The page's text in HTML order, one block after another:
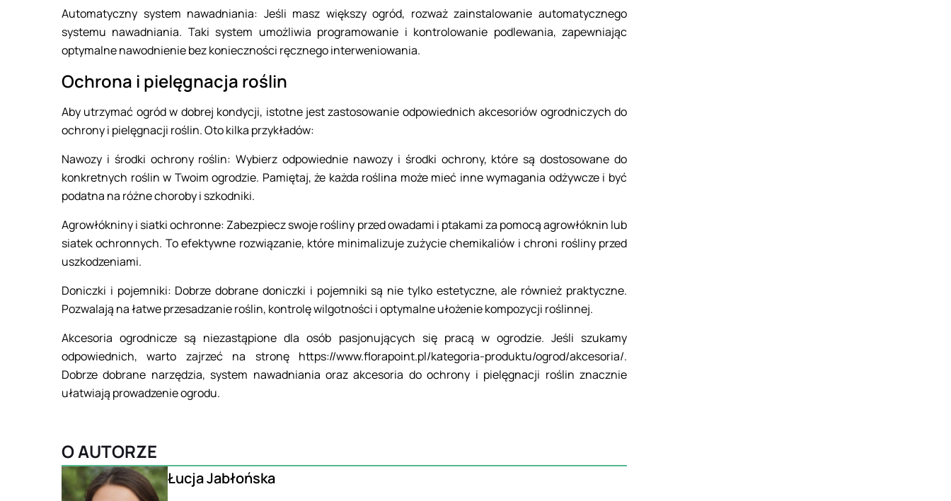
Automatyczny system nawadniania: Jeśli masz większy ogród, rozważ zainstalowanie automatycznego
systemu nawadniania. Taki system umożliwia programowanie i kontrolowanie podlewania, zapewniając
optymalne nawodnienie bez konieczności ręcznego interweniowania.
Ochrona i pielęgnacja roślin
Aby utrzymać ogród w dobrej kondycji, istotne jest zastosowanie odpowiednich akcesoriów ogrodniczych do
ochrony i pielęgnacji roślin. Oto kilka przykładów:
Nawozy i środki ochrony roślin: Wybierz odpowiednie nawozy i środki ochrony, które są dostosowane do
konkretnych roślin w Twoim ogrodzie. Pamiętaj, że każda roślina może mieć inne wymagania odżywcze i być
podatna na różne choroby i szkodniki.
Agrowłókniny i siatki ochronne: Zabezpiecz swoje rośliny przed owadami i ptakami za pomocą agrowłóknin lub
siatek ochronnych. To efektywne rozwiązanie, które minimalizuje zużycie chemikaliów i chroni rośliny przed
uszkodzeniami.
Doniczki i pojemniki: Dobrze dobrane doniczki i pojemniki są nie tylko estetyczne, ale również praktyczne.
Pozwalają na łatwe przesadzanie roślin, kontrolę wilgotności i optymalne ułożenie kompozycji roślinnej.
Akcesoria ogrodnicze są niezastąpione dla osób pasjonujących się pracą w ogrodzie. Jeśli szukamy
odpowiednich, warto zajrzeć na stronę https://www.florapoint.pl/kategoria-produktu/ogrod/akcesoria/.
Dobrze dobrane narzędzia, system nawadniania oraz akcesoria do ochrony i pielęgnacji roślin znacznie
ułatwiają prowadzenie ogrodu.
O AUTORZE
Łucja Jabłońska